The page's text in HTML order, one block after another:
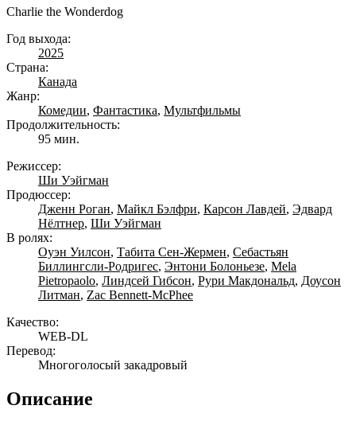
Charlie the Wonderdog
Год выхода:
2025
Страна:
Канада
Жанр:
Комедии, Фантастика, Мультфильмы
Продолжительность:
95 мин.
Режиссер:
Ши Уэйгман
Продюссер:
Дженн Роган, Майкл Бэлфри, Карсон Лавдей, Эдвард
Нёлтнер, Ши Уэйгман
В ролях:
Оуэн Уилсон, Табита Сен-Жермен, Себастьян
Биллингсли-Родригес, Энтони Болоньезе, Mela
Pietropaolo, Линдсей Гибсон, Рури Макдональд, Доусон
Литман, Zac Bennett-McPhee
Качество:
WEB-DL
Перевод:
Многоголосый закадровый
Описание